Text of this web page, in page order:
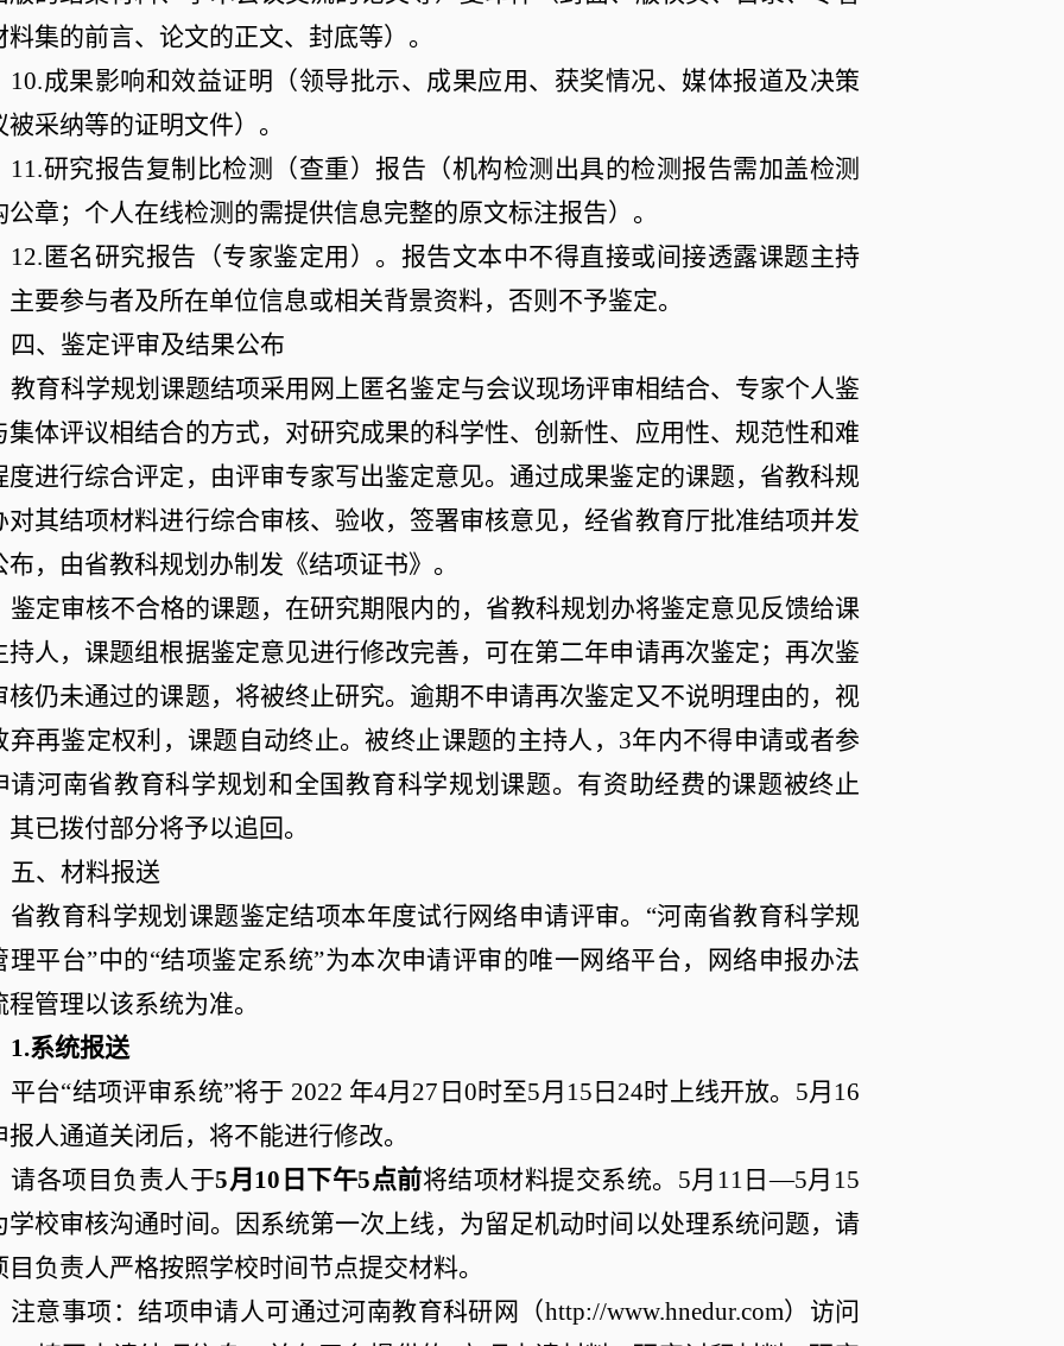
料集的前言、论文的正文、封底等）。
10.成果影响和效益证明（领导批示、成果应用、获奖情况、媒体报道及决策
被采纳等的证明文件）。
11.研究报告复制比检测（查重）报告（机构检测出具的检测报告需加盖检测
公章；个人在线检测的需提供信息完整的原文标注报告）。
12. 匿名研究报告（专家鉴定用）。报告文本中不得直接或间接透露课题主持
主要参与者及所在单位信息或相关背景资料，否则不予鉴定。
四、鉴定评审及结果公布
教育科学规划课题结项采用网上匿名鉴定与会议现场评审相结合、专家个人鉴
集体评议相结合的方式，对研究成果的科学性、创新性、应用性、规范性和难
度进行综合评定，由评审专家写出鉴定意见。通过成果鉴定的课题，省教科规
对其结项材料进行综合审核、验收，签署审核意见，经省教育厅批准结项并发
布，由省教科规划办制发《结项证书》。
鉴定审核不合格的课题，在研究期限内的，省教科规划办将鉴定意见反馈给课
持人，课题组根据鉴定意见进行修改完善，可在第二年申请再次鉴定；再次鉴
核仍未通过的课题，将被终止研究。逾期不申请再次鉴定又不说明理由的，视
弃再鉴定权利，课题自动终止。被终止课题的主持人， 3年内不得申请或者参
请河南省教育科学规划和全国教育科学规划课题。有资助经费的课题被终止
其已拨付部分将予以追回。
五、材料报送
省教育科学规划课题鉴定结项本年度试行网络申请评审。 “河南省教育科学规
理平台”中的“结项鉴定系统”为本次申请评审的唯一网络平台，网络申报办法
程管理以该系统为准。
1.系统报送
平台“结项评审系统”将于 2022 年4月 27 日 0时至5月 15 日 24时上线开放。 5月 16
报人通道关闭后，将不能进行修改。
请各项目负责人于5月 10 日下午5点前将结项材料提交系统。 5月 11 日—5月 15
学校审核沟通时间。因系统第一次上线， 为留足机动时间以处理系统问题，请
目负责人严格按照学校时间节点提交材料。
注意事项：结项申请人可通过河南教育科研网（http://www.hnedur.com）访问